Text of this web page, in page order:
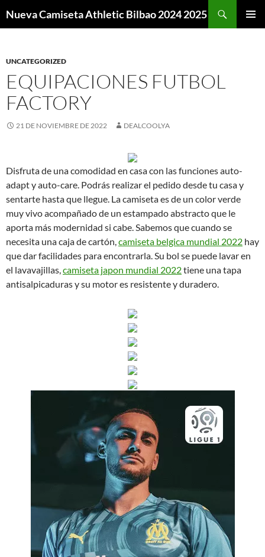
Nueva Camiseta Athletic Bilbao 2024 2025
UNCATEGORIZED
EQUIPACIONES FUTBOL
FACTORY
21 DE NOVIEMBRE DE 2022 DEALCOOLYA
Disfruta de una comodidad en casa con las funciones auto-
adapt y auto-care. Podrás realizar el pedido desde tu casa y
sentarte hasta que llegue. La camiseta es de un color verde
muy vivo acompañado de un estampado abstracto que le
aporta más modernidad si cabe. Sabemos que cuando se
necesita una caja de cartón,camiseta belgica mundial 2022 hay
que dar facilidades para encontrarla. Su bol se puede lavar en
el lavavajillas,camiseta japon mundial 2022tiene una tapa
antisalpicaduras y su motor es resistente y duradero.